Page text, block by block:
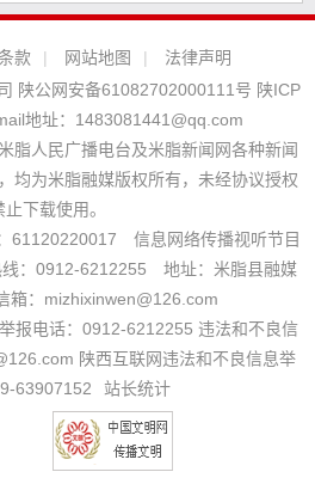
款 | 网站地图 |
法律声明
陕公网安备61082702000111号 陕ICP
地址： 1483081441@qq.com
脂人民广播电台及米脂新闻网各种新闻
均为米脂融媒版权所有，未经协议授权
止下载使用。
61120220017 信息网络传播视听节目
：0912-6212255 地址：米脂县融媒
：mizhixinwen@126.com
报电话：0912-6212255 违法和不良信
陕西互联网违法和不良信息举
63907152
站长统计